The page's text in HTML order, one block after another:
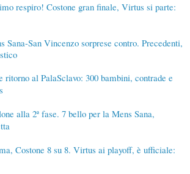
respiro! Costone gran finale, Virtus si parte:
Sana-San Vincenzo sorprese contro. Precedenti,
ritorno al PalaSclavo: 300 bambini, contrade e
alla 2ª fase. 7 bello per la Mens Sana,
Costone 8 su 8. Virtus ai playoff, è ufficiale: